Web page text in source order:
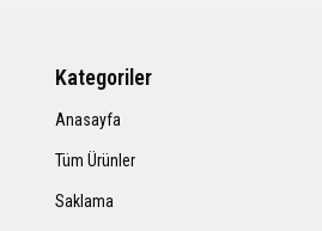
Kategoriler
Anasayfa
Tüm Ürünler
Saklama